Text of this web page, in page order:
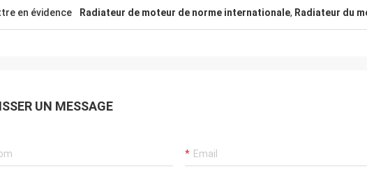
en évidence Radiateur de moteur de norme internationale, Radiateur du
UN MESSAGE